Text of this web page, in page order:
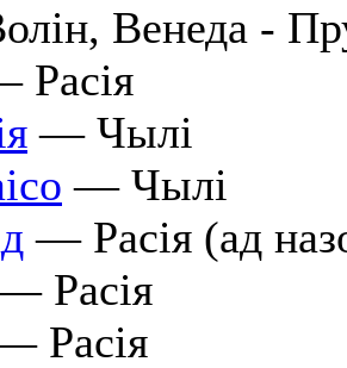
Венеда -
Расія
— Чылі
— Чылі
— Расія (ад
Расія
Расія